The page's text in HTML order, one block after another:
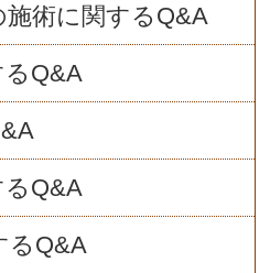
術に関するQ&A
Q&A
Q&A
るQ&A